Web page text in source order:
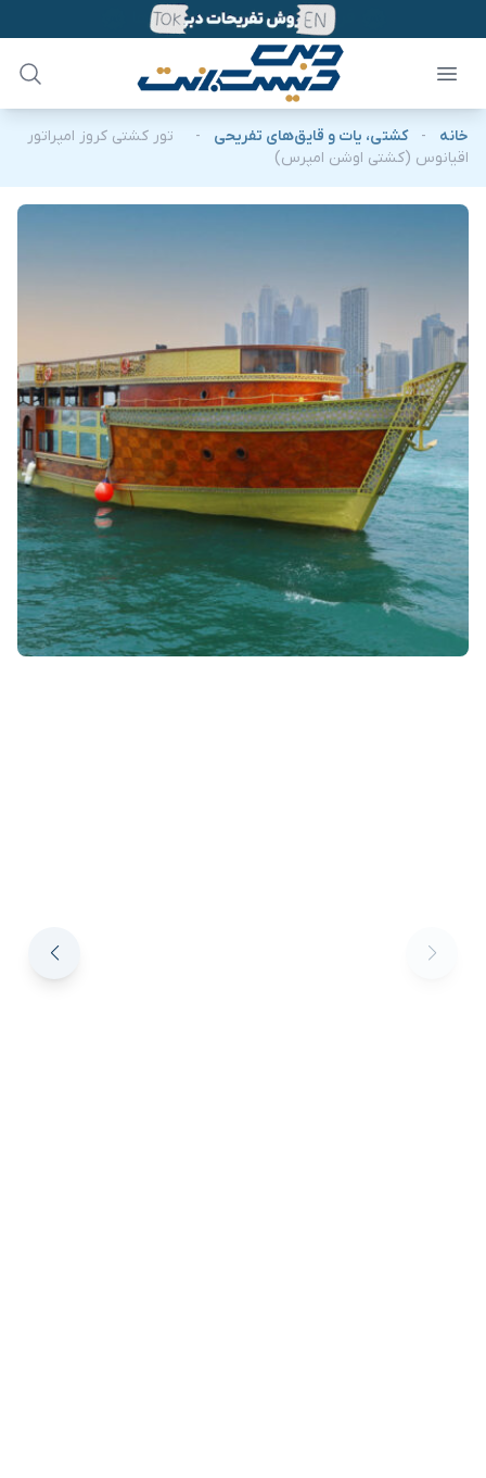
خانه - کشتی، یات و قایق‌های تفریحی -
تور کشتی کروز امپراتور
اقیانوس (کشتی اوشن امپرس)